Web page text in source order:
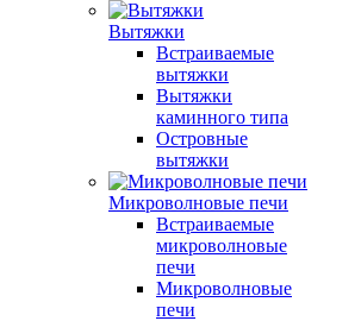
Вытяжки
Встраиваемые
вытяжки
Вытяжки
каминного типа
Островные
вытяжки
Микроволновые печи
Встраиваемые
микроволновые
печи
Микроволновые
печи